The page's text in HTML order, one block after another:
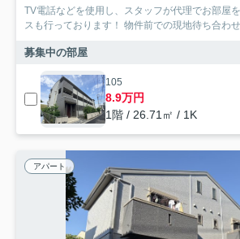
TV電話などを使用し、スタッフが代理でお部屋
スも行っております！ 物件前での現地待ち合わ
募集中の部屋
105
8.9万円
1階 / 26.71㎡ / 1K
アパート